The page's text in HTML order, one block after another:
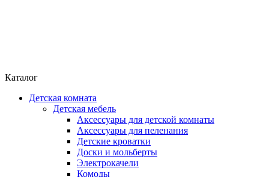
Каталог
Детская комната
Детская мебель
Аксессуары для детской комнаты
Аксессуары для пеленания
Детские кроватки
Доски и мольберты
Электрокачели
Комоды